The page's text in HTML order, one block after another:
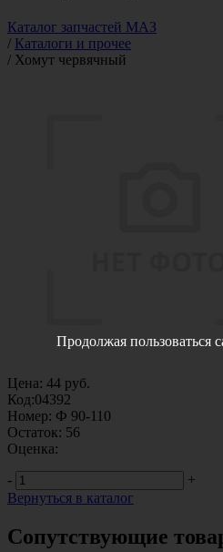
Каталог запчастей МАЗ
/ Каталоги и прочее
/ Хомут червячный
Цена: 44 руб.
Код:04392
Номер: Ф 90-110
Остаток: 56
Оценка:
-
+
Вернуться в каталог
Сопутствующие
Продолжая пользоваться